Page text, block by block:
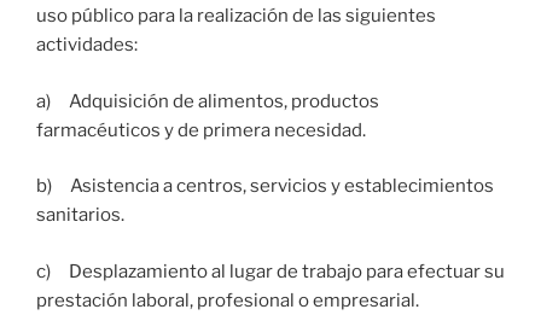
uso público para la realización de las siguientes
actividades:
a) Adquisición de alimentos, productos
farmacéuticos y de primera necesidad.
b) Asistencia a centros, servicios y establecimientos
sanitarios.
c) Desplazamiento al lugar de trabajo para efectuar su
prestación laboral, profesional o empresarial.